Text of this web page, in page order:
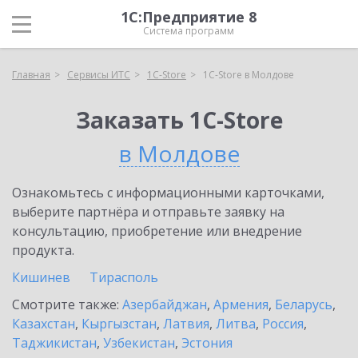
1С:Предприятие 8
Система программ
Главная Сервисы ИТС 1C-Store 1C-Store в Молдове
Заказать 1C-Store
в Молдове
Ознакомьтесь с информационными карточками,
выберите партнёра и отправьте заявку на
консультацию, приобретение или внедрение
продукта.
Кишинев
Тирасполь
Смотрите также: Азербайджан, Армения, Беларусь,
Казахстан, Кыргызстан, Латвия, Литва, Россия,
Таджикистан, Узбекистан, Эстония